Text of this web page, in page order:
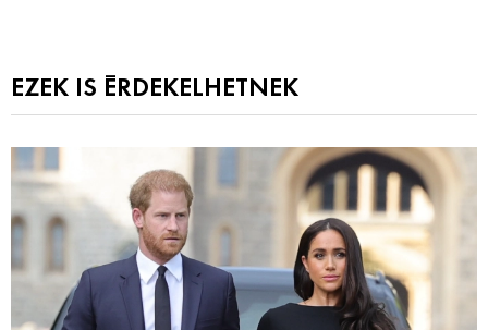
EZEK IS ÉRDEKELHETNEK